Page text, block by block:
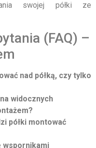
swojej półki ze
(FAQ) –
nad półką, czy tylko
widocznych
półki montować
wspornikami